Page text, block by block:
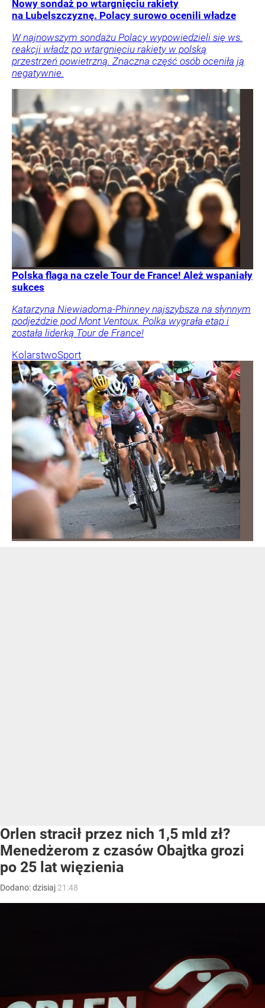
Nowy sondaż po wtargnięciu rakiety
na Lubelszczyznę. Polacy surowo ocenili władze
W najnowszym sondażu Polacy wypowiedzieli się ws.
reakcji władz po wtargnięciu rakiety w polską
przestrzeń powietrzną. Znaczna część osób oceniła ją
negatywnie.
Polska flaga na czele Tour de France! Ależ wspaniały
sukces
Katarzyna Niewiadoma-Phinney najszybsza na słynnym
podjeździe pod Mont Ventoux. Polka wygrała etap i
została liderką Tour de France!
KolarstwoSport
Orlen stracił przez nich 1,5 mld zł?
Menedżerom z czasów Obajtka grozi
po 25 lat więzienia
Dodano:dzisiaj 21:48